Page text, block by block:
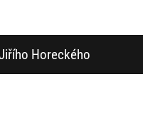
Horeckého